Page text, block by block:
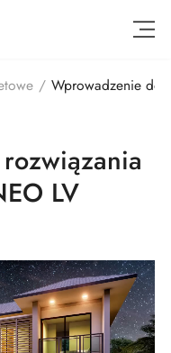
/ Wprowadzenie do
LV